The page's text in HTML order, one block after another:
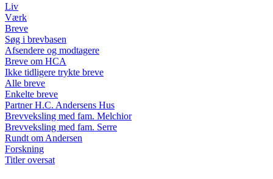
Liv
Værk
Breve
Søg i brevbasen
Afsendere og modtagere
Breve om HCA
Ikke tidligere trykte breve
Alle breve
Enkelte breve
Partner H.C. Andersens Hus
Brevveksling med fam. Melchior
Brevveksling med fam. Serre
Rundt om Andersen
Forskning
Titler oversat